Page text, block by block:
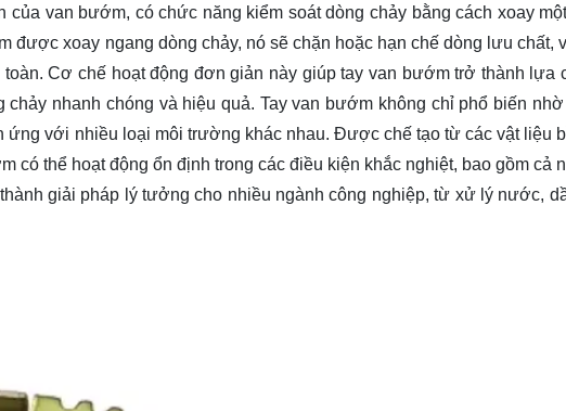
của van bướm, có chức năng kiểm soát dòng chảy bằng cách xoay
được xoay ngang dòng chảy, nó sẽ chặn hoặc hạn chế dòng lưu chất,
Cơ chế hoạt động đơn giản này giúp tay van bướm trở thành lựa
chảy nhanh chóng và hiệu quả. Tay van bướm không chỉ phổ biến
ứng với nhiều loại môi trường khác nhau. Được chế tạo từ các vật liệu
có thể hoạt động ổn định trong các điều kiện khắc nghiệt, bao gồm cả
giải pháp lý tưởng cho nhiều ngành công nghiệp, từ xử lý nước,